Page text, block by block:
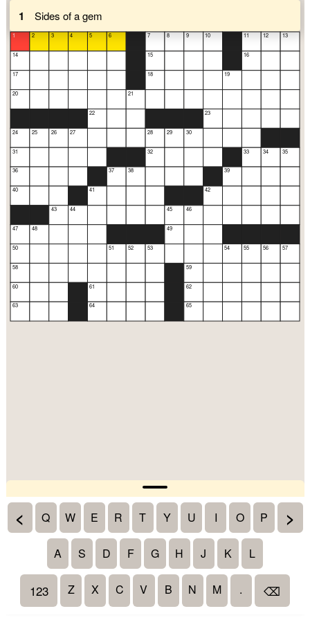
1 Sides of a gem
1
14
17
20
24
31
36
40
47
50
58
60
63
2
25
48
3
26
43
4
27
44
5
22
41
61
64
6
37
51
21
38
52
7
15
18
28
32
53
8
29
45
49
9
30
46
59
62
65
10
23
42
19
39
54
11
16
33
55
12
34
56
13
35
57
< Q W E R T Y U I O P >
A S D F G H J K L
123 Z X C V B N M . ⌫